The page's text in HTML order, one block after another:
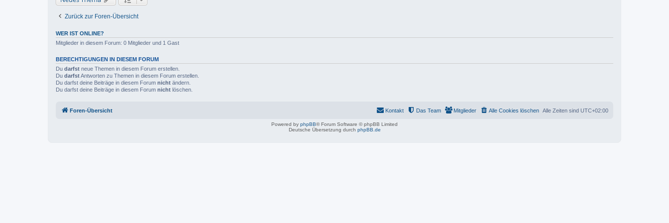
Zurück zur Foren-Übersicht
WER IST ONLINE?
Mitglieder in diesem Forum: 0 Mitglieder und 1 Gast
BERECHTIGUNGEN IN DIESEM FORUM
Du darfst neue Themen in diesem Forum erstellen.
Du darfstAntworten zu Themen in diesem Forum erstellen.
Du darfst deine Beiträge in diesem Forum nicht ändern.
Du darfst deine Beiträge in diesem Forum nicht löschen.
Foren-Übersicht Alle Zeiten sind UTC+02:00
Alle Cookies löschen
Mitglieder
Das Team
Kontakt
Powered by phpBB® Forum Software © phpBB Limited
Deutsche Übersetzung durch phpBB.de